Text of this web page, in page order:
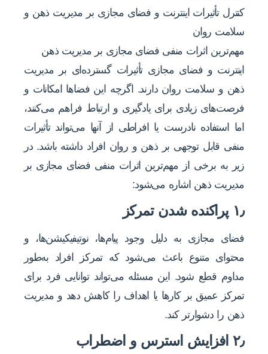
کنترل تأثیرات اینترنت و فضای مجازی بر مدیریت ذهن و
سلامت روان
مهم‌ترین اثرات منفی فضای مجازی بر مدیریت ذهن
اینترنت و فضای مجازی تأثیرات گسترده‌ای بر مدیریت
ذهن و سلامت روان دارند. اگرچه این فضاها امکانات و
فرصت‌های زیادی برای یادگیری و ارتباط فراهم می‌کنند،
اما استفاده نادرست یا افراطی از آنها می‌تواند تأثیرات
منفی قابل توجهی بر ذهن و روان افراد داشته باشد. در
زیر به برخی از مهم‌ترین اثرات منفی فضای مجازی بر
مدیریت ذهن اشاره می‌شود:
۱٫ پراکنده شدن تمرکز
فضای مجازی به دلیل وجود پیام‌ها، نوتیفیکیشن‌ها، و
محتوای متنوع باعث می‌شود که تمرکز افراد به‌طور
مداوم قطع شود. این مسئله می‌تواند توانایی فرد برای
تمرکز عمیق بر کارها یا اهداف را کاهش دهد و مدیریت
ذهن را دشوارتر کند.
۲٫ افزایش استرس و اضطراب